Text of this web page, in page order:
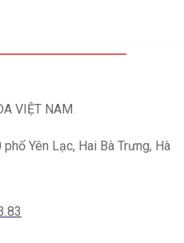
VIỆT NAM
Yên Lạc, Hai Bà Trưng, Hà